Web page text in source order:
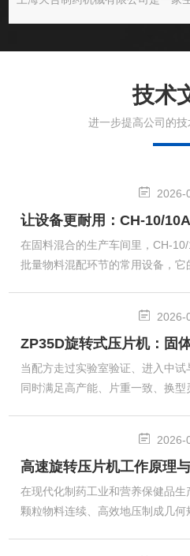
技术
进一步提高公司的
2026-
在固料混合的生产车间里，CH-
批量物料混配环节的常用设备，它
规的养护打理，就能在不额外增
保持更稳定的运行状态。CH-10/
养可按以下规范执行，保障设备
日常清洁维护‌•单次使用后‌：及时
2026-
当配方走过实验室验证、进入中
同时满足高产能、片重一致、换
业，把“单冲慢压”升级为“高速连
固体制剂产线的核心装备。其价值
+预压设计先排出颗粒间空气，再
片，片重差异与硬度批次一致性更
2026-
在现代化制药工业和营养保健品
颗粒物料连续、高效地压制成几何